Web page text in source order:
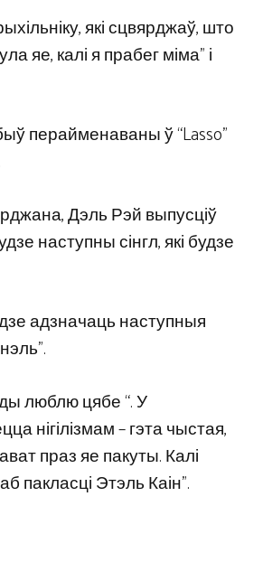
які сцвярджаў, што
яе, калі я прабег міма” і
перайменаваны ў “Lasso”
Дэль Рэй выпусціў
наступны сінгл, які будзе
адзначаць наступныя
люблю цябе “. У
нігілізмам – гэта чыстая,
праз яе пакуты. Калі
пакласці Этэль Каін”.